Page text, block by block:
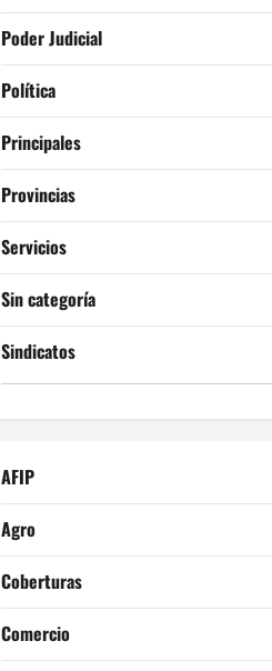
Poder Judicial
Política
Principales
Provincias
Servicios
Sin categoría
Sindicatos
AFIP
Agro
Coberturas
Comercio